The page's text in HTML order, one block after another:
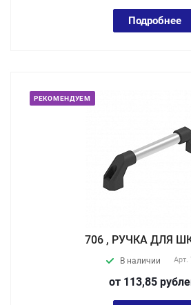
Подробнее
РЕКОМЕНДУЕМ
706 , РУЧКА ДЛЯ
В наличии Арт.
от 113,85 руб